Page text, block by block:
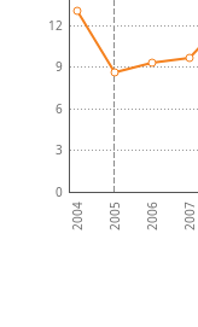
2004 2005 2006 2007
0
3
6
9
12